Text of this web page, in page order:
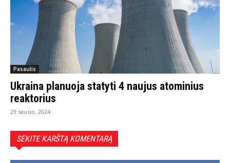
Pasaulis
Ukraina planuoja statyti 4 naujus atominius
reaktorius
29 sausio, 2024
SEKITE KARŠTĄ KOMENTARĄ